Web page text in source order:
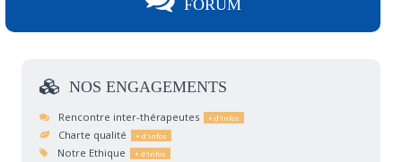
FORUM
NOS ENGAGEMENTS
Rencontre inter-thérapeutes
Charte qualité
Notre Ethique